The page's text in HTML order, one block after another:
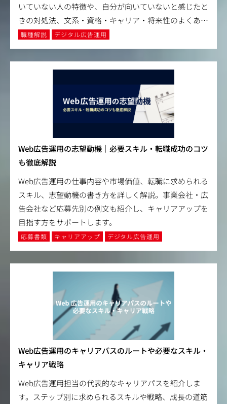
いていない人の特徴や、自分が向いていないと感じたと
きの対処法、文系・資格・キャリア・将来性のよくあ…
職種解説 デジタル広告運用
Web広告運用の志望動機｜必要スキル・転職成功のコツ
も徹底解説
Web広告運用の仕事内容や市場価値、転職に求められる
スキル、志望動機の書き方を詳しく解説。事業会社・広
告会社など応募先別の例文も紹介し、キャリアアップを
目指す方をサポートします。
応募書類 キャリアアップ デジタル広告運用
Web広告運用のキャリアパスのルートや必要なスキル・
キャリア戦略
Web広告運用担当の代表的なキャリアパスを紹介しま
す。ステップ別に求められるスキルや戦略、成長の道筋